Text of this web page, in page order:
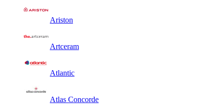
Ariston
Artceram
Atlantic
Atlas Concorde